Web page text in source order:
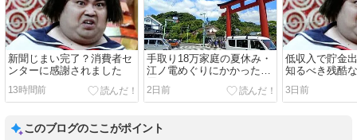
新聞じまい完了？消費者セ
ンターに感謝されました
13時間前
手取り18万家庭の夏休み・
江ノ電めぐりにかかった費
2日前
低収入で貯金
知るべき残酷
3日前
このブログのここがポイント